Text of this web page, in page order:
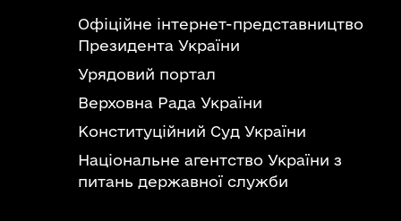
Офіційне інтернет-представництво
Президента України
Урядовий портал
Верховна Рада України
Конституційний Суд України
Національне агентство України з
питань державної служби